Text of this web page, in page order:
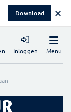
Download ✕
Menu
Inloggen